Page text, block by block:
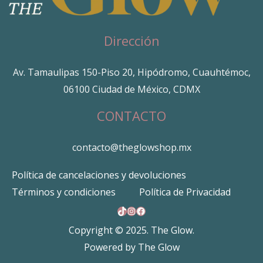
Dirección
Av. Tamaulipas 150-Piso 20, Hipódromo, Cuauhtémoc,
06100 Ciudad de México, CDMX
CONTACTO
contacto@theglowshop.mx
Política de cancelaciones y devoluciones
Términos y condiciones
Política de Privacidad
TikTok
Instagram
Facebook
Copyright © 2025. The Glow.
Powered by The Glow